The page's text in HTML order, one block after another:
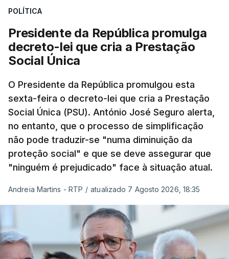
POLÍTICA
Presidente da República promulga
decreto-lei que cria a Prestação
Social Única
O Presidente da República promulgou esta
sexta-feira o decreto-lei que cria a Prestação
Social Única (PSU). António José Seguro alerta,
no entanto, que o processo de simplificação
não pode traduzir-se "numa diminuição da
proteção social" e que se deve assegurar que
"ninguém é prejudicado" face à situação atual.
Andreia Martins - RTP / atualizado 7 Agosto 2026, 18:35